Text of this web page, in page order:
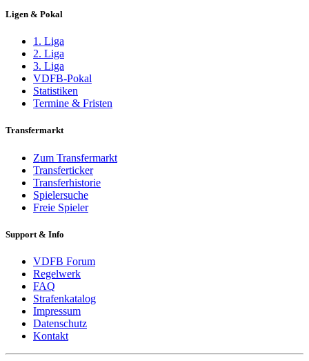
Ligen & Pokal
1. Liga
2. Liga
3. Liga
VDFB-Pokal
Statistiken
Termine & Fristen
Transfermarkt
Zum Transfermarkt
Transferticker
Transferhistorie
Spielersuche
Freie Spieler
Support & Info
VDFB Forum
Regelwerk
FAQ
Strafenkatalog
Impressum
Datenschutz
Kontakt